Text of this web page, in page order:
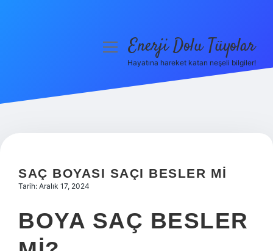
Hakkımızda
menüyüEnerji Dolu Tüyolar
Hayatına hareket katan neşeli bilgiler!
SAÇ BOYASI SAÇI BESLER MI
Tarih: Aralık 17, 2024
BOYA SAÇ BESLER